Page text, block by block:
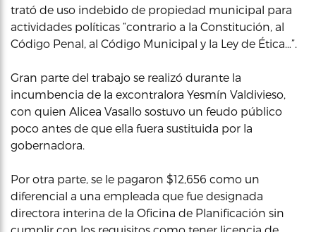
trató de uso indebido de propiedad municipal para
actividades políticas “contrario a la Constitución, al
Código Penal, al Código Municipal y la Ley de Ética…”.
Gran parte del trabajo se realizó durante la
incumbencia de la excontralora Yesmín Valdivieso,
con quien Alicea Vasallo sostuvo un feudo público
poco antes de que ella fuera sustituida por la
gobernadora.
Por otra parte, se le pagaron $12,656 como un
diferencial a una empleada que fue designada
directora interina de la Oficina de Planificación sin